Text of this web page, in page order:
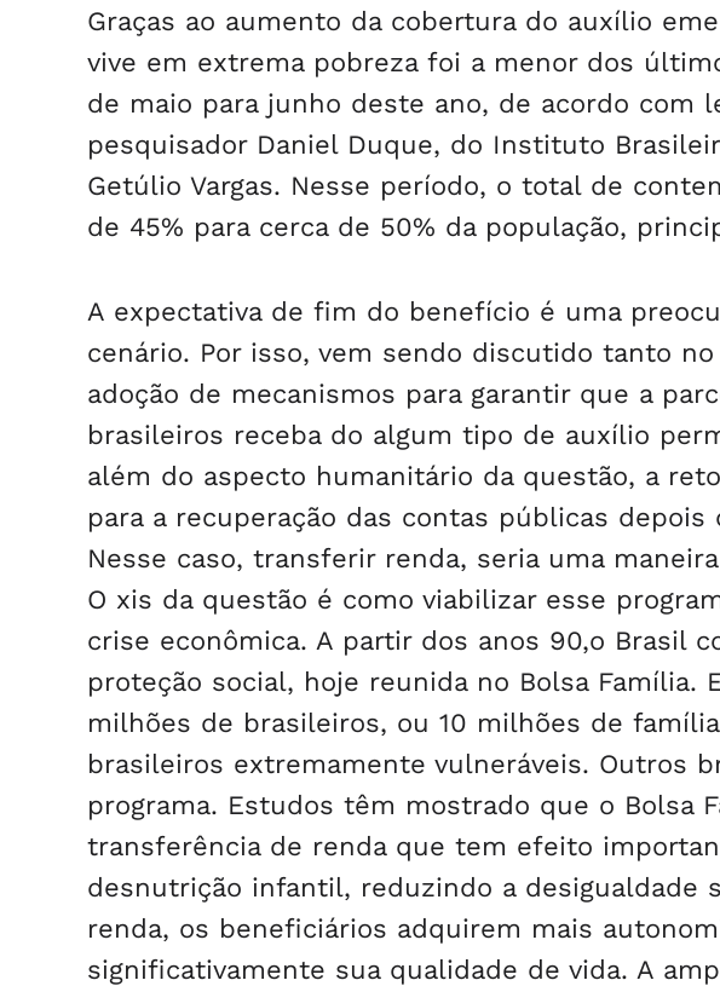
Graças ao aumento da cobertura do auxílio
vive em extrema pobreza foi a menor dos
de maio para junho deste ano, de acordo com
pesquisador Daniel Duque, do Instituto
Getúlio Vargas. Nesse período, o total de
de 45% para cerca de 50% da população,
A expectativa de fim do benefício é uma
cenário. Por isso, vem sendo discutido tanto
adoção de mecanismos para garantir que a
brasileiros receba do algum tipo de auxílio
além do aspecto humanitário da questão, a
para a recuperação das contas públicas
Nesse caso, transferir renda, seria uma
O xis da questão é como viabilizar esse
crise econômica. A partir dos anos 90,o Brasil
proteção social, hoje reunida no Bolsa Família.
milhões de brasileiros, ou 10 milhões de
brasileiros extremamente vulneráveis. Outros
programa. Estudos têm mostrado que o Bolsa
transferência de renda que tem efeito
desnutrição infantil, reduzindo a desigualdade
renda, os beneficiários adquirem mais
significativamente sua qualidade de vida. A